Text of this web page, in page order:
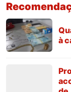
à